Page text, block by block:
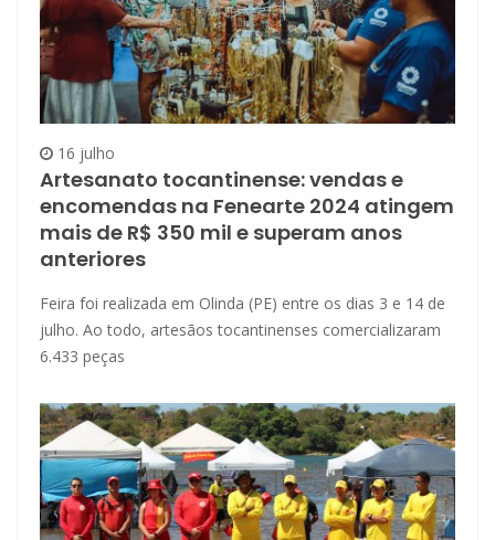
16 julho
Artesanato tocantinense: vendas e
encomendas na Fenearte 2024 atingem
mais de R$ 350 mil e superam anos
anteriores
Feira foi realizada em Olinda (PE) entre os dias 3 e 14 de
julho. Ao todo, artesãos tocantinenses comercializaram
6.433 peças